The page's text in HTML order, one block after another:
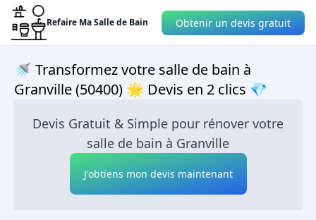
Refaire Ma Salle de Bain Obtenir un devis gratuit
🚿 Transformez votre salle de bain à
Granville (50400) 🌟 Devis en 2 clics 💎
Devis Gratuit & Simple pour rénover votre
salle de bain à Granville
J'obtiens mon devis maintenant